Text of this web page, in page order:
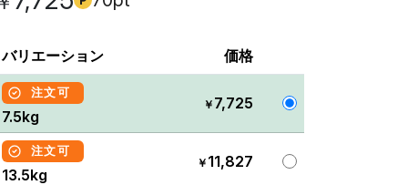
バリエーション 価格
注文可
7.5kg
￥ 7,725
注文可
13.5kg
￥ 11,827